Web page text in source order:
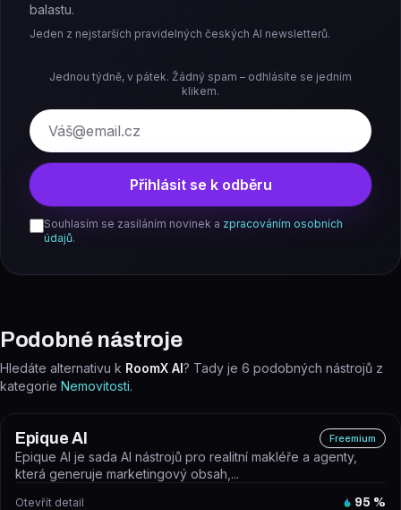
balastu.
Jeden z nejstarších pravidelných českých AI newsletterů.
Jednou týdně, v pátek. Žádný spam – odhlásíte se jedním
klikem.
E-mail
Přihlásit se k odběru
Souhlasím se zasíláním novinek a zpracováním osobních
údajů.
Podobné nástroje
Hledáte alternativu k RoomX AI? Tady je 6 podobných nástrojů z
kategorie Nemovitosti.
Epique AI Freemium
Epique AI je sada AI nástrojů pro realitní makléře a agenty,
která generuje marketingový obsah,...
Otevřít detail 95 %